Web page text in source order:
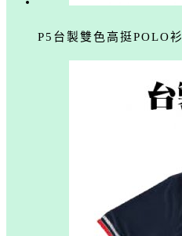
P5台製雙色高挺POLO衫